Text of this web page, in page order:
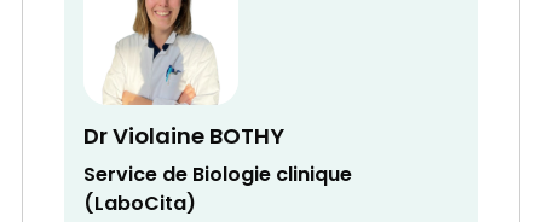
Dr Violaine BOTHY
Service de Biologie clinique
(LaboCita)